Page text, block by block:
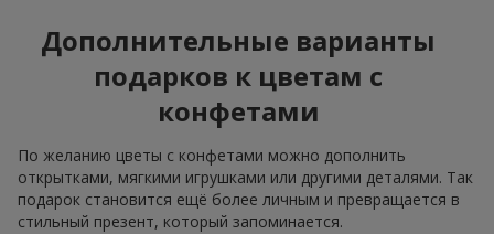
Дополнительные варианты
подарков к цветам с
конфетами
По желанию цветы с конфетами можно дополнить
открытками, мягкими игрушками или другими деталями. Так
подарок становится ещё более личным и превращается в
стильный презент, который запоминается.